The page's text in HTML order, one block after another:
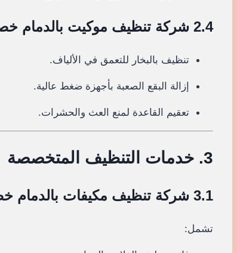
2.4 شركة تنظيف موكيت بالدمام خصم 30%
تنظيف بالبخار للتعمق في الألياف.
إزالة البقع الصعبة بأجهزة ضغط عالية.
تعقيم القاعدة لمنع العث والحشرات.
3. خدمات التنظيف المتخصصة
3.1 شركة تنظيف مكيفات بالدمام خصم 30%
تشمل: